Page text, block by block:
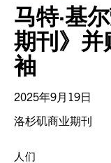
马特·基
期刊》并
袖
2025年9月19日
洛杉矶商业期刊
人们